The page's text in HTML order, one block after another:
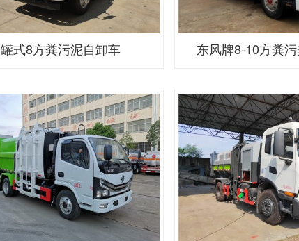
罐式8方粪污泥自卸车 东风牌8-10方粪